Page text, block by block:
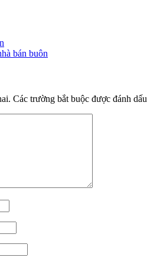
bán buôn
Các trường bắt buộc được đánh dấu